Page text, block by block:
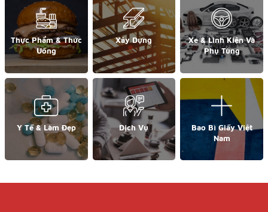
Thực Phẩm & Thức
Uống
Xây Dựng
Xe & Linh Kiện Và
Phụ Tùng
Y Tế & Làm Đẹp Dịch Vụ
Bao Bì Giấy Việt
Nam